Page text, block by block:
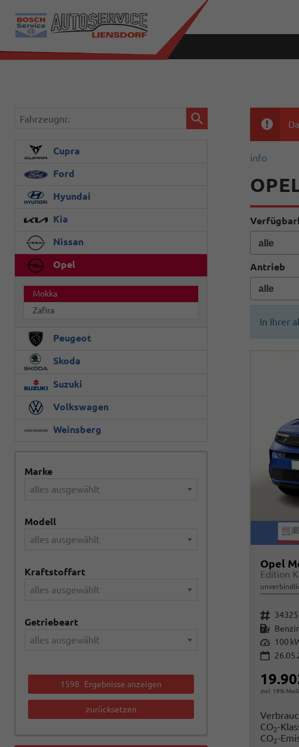
info
Antrieb
In Ihrer
Opel
Edition
Fahrzeugnr. 34325
Kraftstoff
Leistung 100
incl. 19%
CO2-
CO2-
Fahrzeugnr.
Cupra
Ford
Hyundai
Kia
Nissan
Opel
Mokka
Zafira
Peugeot
Skoda
Suzuki
Volkswagen
Weinsberg
Marke
alles ausgewählt
Modell
alles ausgewählt
Kraftstoffart
alles ausgewählt
Getriebeart
alles ausgewählt
1598 Ergebnisse anzeigen
zurücksetzen